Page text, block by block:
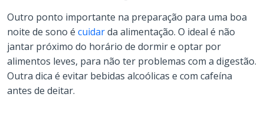
Outro ponto importante na preparação para uma boa
noite de sono é cuidarda alimentação. O ideal é não
jantar próximo do horário de dormir e optar por
alimentos leves, para não ter problemas com a digestão.
Outra dica é evitar bebidas alcoólicas e com cafeína
antes de deitar.